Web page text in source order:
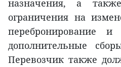
назначения, а
ограничения на
перебронирование
дополнительные
Перевозчик также